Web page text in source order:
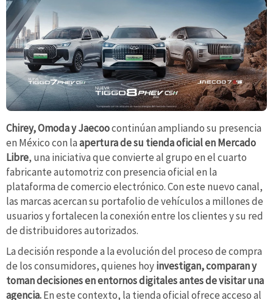
Chirey, Omoda y Jaecoocontinúan ampliando su presencia
en México con laapertura de su tienda oficial en Mercado
Libre, una iniciativa que convierte al grupo en el cuarto
fabricante automotriz con presencia oficial en la
plataforma de comercio electrónico. Con este nuevo canal,
las marcas acercan su portafolio de vehículos a millones de
usuarios y fortalecen la conexión entre los clientes y su red
de distribuidores autorizados.
La decisión responde a la evolución del proceso de compra
de los consumidores, quienes hoyinvestigan, comparan y
toman decisiones en entornos digitales antes de visitar una
agencia.En este contexto, la tienda oficial ofrece acceso al